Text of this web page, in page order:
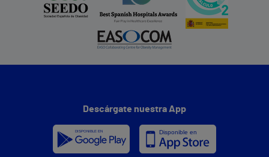
Descárgate nuestra App